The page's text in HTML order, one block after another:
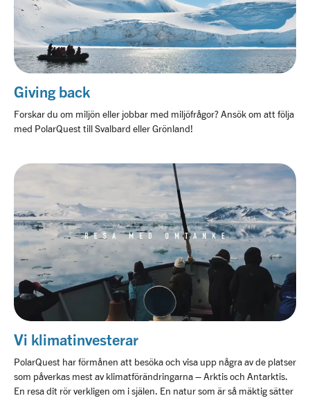
Giving back
Forskar du om miljön eller jobbar med miljöfrågor? Ansök om att följa
med PolarQuest till Svalbard eller Grönland!
Vi klimatinvesterar
PolarQuest har förmånen att besöka och visa upp några av de platser
som påverkas mest av klimatförändringarna – Arktis och Antarktis.
En resa dit rör verkligen om i själen. En natur som är så mäktig sätter